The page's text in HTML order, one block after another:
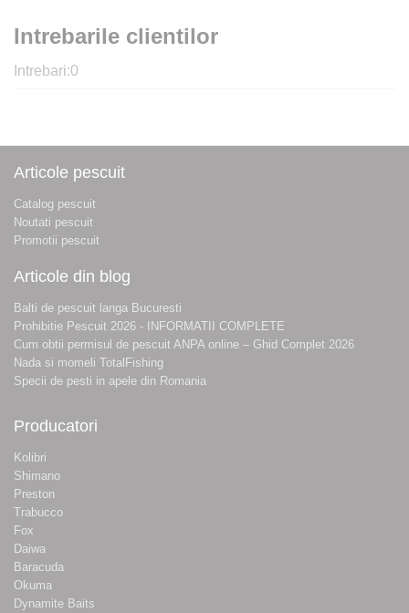
Intrebarile clientilor
Intrebari:0
Articole pescuit
Catalog pescuit
Noutati pescuit
Promotii pescuit
Articole din blog
Balti de pescuit langa Bucuresti
Prohibitie Pescuit 2026 - INFORMATII COMPLETE
Cum obtii permisul de pescuit ANPA online – Ghid Complet 2026
Nada si momeli TotalFishing
Specii de pesti in apele din Romania
Producatori
Kolibri
Shimano
Preston
Trabucco
Fox
Daiwa
Baracuda
Okuma
Dynamite Baits